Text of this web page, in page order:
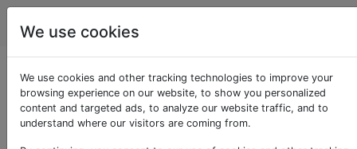
Computerbenutzer
Wie man FFmpeg mit
Freetype2 für
We use cookies
We use cookies and other tracking technologies to improve your
browsing experience on our website, to show you personalized
content and targeted ads, to analyze our website traffic, and to
understand where our visitors are coming from.